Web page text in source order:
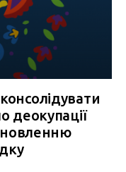
деокупації